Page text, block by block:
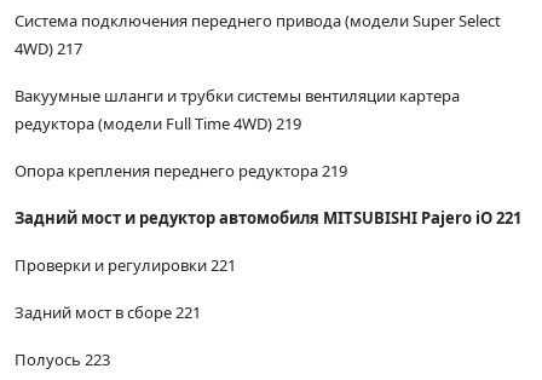
Система подключения переднего привода (модели Super Select
4WD) 217
Вакуумные шланги и трубки системы вентиляции картера
редуктора (модели Full Time 4WD) 219
Опора крепления переднего редуктора 219
Задний мост и редуктор автомобиля MITSUBISHI Pajero iO 221
Проверки и регулировки 221
Задний мост в сборе 221
Полуось 223